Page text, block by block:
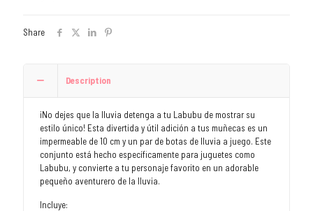
Share
Description
¡No dejes que la lluvia detenga a tu Labubu de mostrar su
estilo único! Esta divertida y útil adición a tus muñecas es un
impermeable de 10 cm y un par de botas de lluvia a juego. Este
conjunto está hecho específicamente para juguetes como
Labubu, y convierte a tu personaje favorito en un adorable
pequeño aventurero de la lluvia.
Incluye: